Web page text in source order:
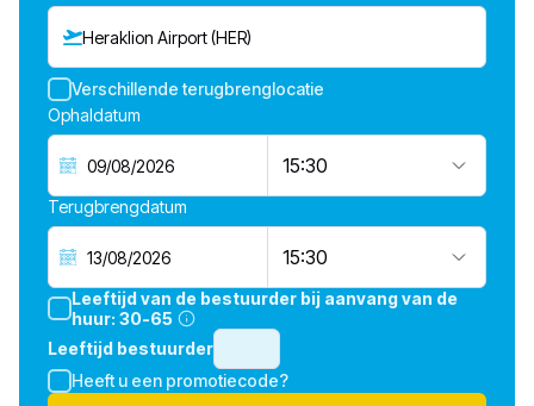
Heraklion Airport (HER)
Verschillende terugbrenglocatie
Ophaldatum
15:30
Terugbrengdatum
15:30
Leeftijd van de bestuurder bij aanvang van de
huur: 30-65
Leeftijd bestuurder
Heeft u een promotiecode?